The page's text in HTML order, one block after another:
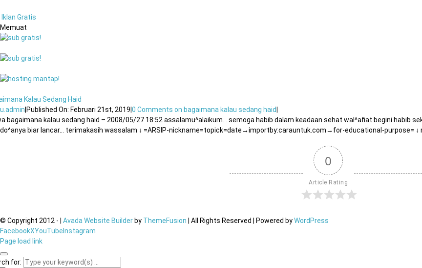
Iklan Gratis
Memuat
Kalau Sedang Haid
Published On: Februari 21st, 2019 |0 Comments on bagaimana kalau sedang haid
bagaimana kalau sedang haid – 2008/05/27 18:52 assalamu^alaikum… semoga habib dalam keadaan sehat wal^afiat begini habib
biar lancar… terimakasih wassalam ↓ =ARSIP-nickname=topick=date→importby:carauntuk.com→for-educational-purpose= ↓
0
Article Rating
© Copyright 2012 - Avada Website Builder by ThemeFusion | All Rights Reserved | Powered byWordPress
FacebookXYouTube Instagram
Page load link
for: